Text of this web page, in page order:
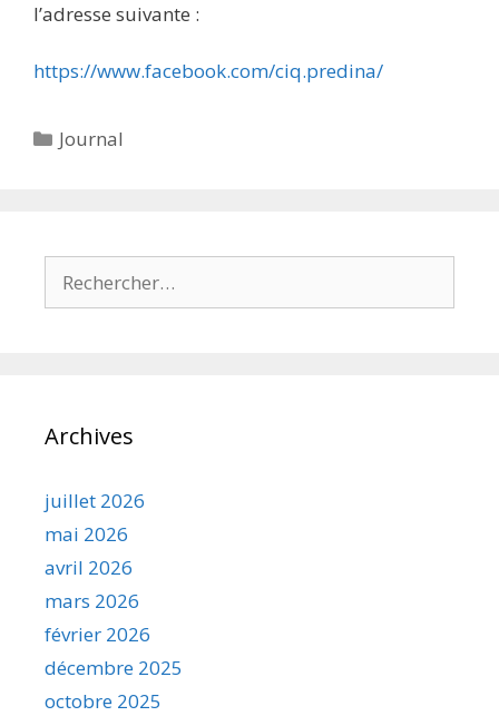
l’adresse suivante :
https://www.facebook.com/ciq.predina/
Catégories
Journal
Archives
juillet 2026
mai 2026
avril 2026
mars 2026
février 2026
décembre 2025
octobre 2025